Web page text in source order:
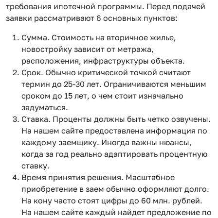
требования ипотечной программы. Перед подачей
заявки рассматривают 6 основных пунктов:
Сумма. Стоимость на вторичное жилье,
новостройку зависит от метража,
расположения, инфраструктуры объекта.
Срок. Обычно критической точкой считают
термин до 25-30 лет. Ограничиваются меньшим
сроком до 15 лет, о чем стоит изначально
задуматься.
Ставка. Проценты должны быть четко озвучены.
На нашем сайте предоставлена информация по
каждому заемщику. Иногда важны нюансы,
когда за год реально адаптировать процентную
ставку.
Время принятия решения. Масштабное
приобретение в заем обычно оформляют долго.
На кону часто стоят цифры до 60 млн. рублей.
На нашем сайте каждый найдет предложение по